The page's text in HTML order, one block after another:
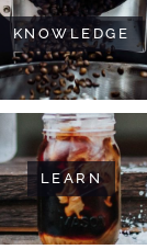
KNOWLEDGE
LEARN